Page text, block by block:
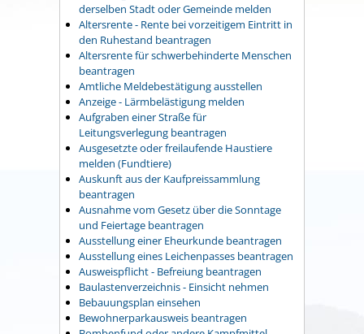
derselben Stadt oder Gemeinde melden
Altersrente - Rente bei vorzeitigem Eintritt in
den Ruhestand beantragen
Altersrente für schwerbehinderte Menschen
beantragen
Amtliche Meldebestätigung ausstellen
Anzeige - Lärmbelästigung melden
Aufgraben einer Straße für
Leitungsverlegung beantragen
Ausgesetzte oder freilaufende Haustiere
melden (Fundtiere)
Auskunft aus der Kaufpreissammlung
beantragen
Ausnahme vom Gesetz über die Sonntage
und Feiertage beantragen
Ausstellung einer Eheurkunde beantragen
Ausstellung eines Leichenpasses beantragen
Ausweispflicht - Befreiung beantragen
Baulastenverzeichnis - Einsicht nehmen
Bebauungsplan einsehen
Bewohnerparkausweis beantragen